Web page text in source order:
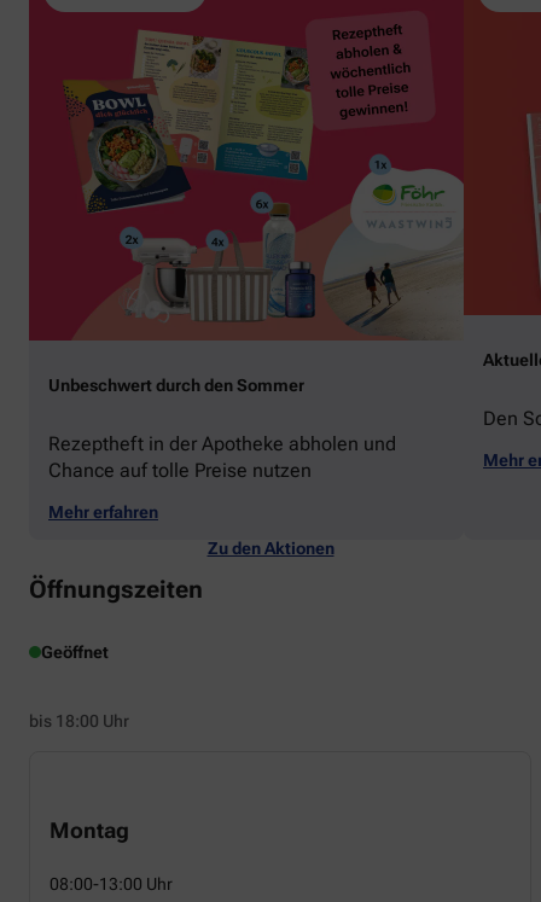
Unbeschwert durch den Sommer
Rezeptheft in der Apotheke abholen und
Chance auf tolle Preise nutzen
Mehr erfahren
Den
Mehr
Zu den Aktionen
Öffnungszeiten
Geöffnet
bis 18:00 Uhr
Montag
08:00-13:00 Uhr